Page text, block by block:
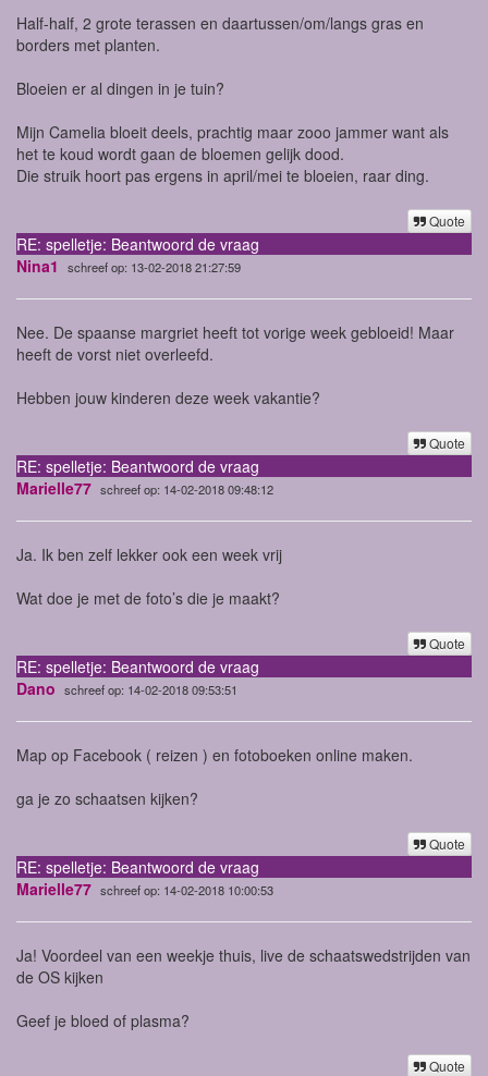
Half-half, 2 grote terassen en daartussen/om/langs gras en
borders met planten.
Bloeien er al dingen in je tuin?
Mijn Camelia bloeit deels, prachtig maar zooo jammer want als
het te koud wordt gaan de bloemen gelijk dood.
Die struik hoort pas ergens in april/mei te bloeien, raar ding.
Quote
RE: spelletje: Beantwoord de vraag
Nina1
schreef op: 13-02-2018 21:27:59
Nee. De spaanse margriet heeft tot vorige week gebloeid! Maar
heeft de vorst niet overleefd.
Hebben jouw kinderen deze week vakantie?
Quote
RE: spelletje: Beantwoord de vraag
Marielle77 schreef op: 14-02-2018 09:48:12
Ja. Ik ben zelf lekker ook een week vrij
Wat doe je met de foto’s die je maakt?
Quote
RE: spelletje: Beantwoord de vraag
Dano schreef op: 14-02-2018 09:53:51
Map op Facebook ( reizen ) en fotoboeken online maken.
ga je zo schaatsen kijken?
Quote
RE: spelletje: Beantwoord de vraag
Marielle77 schreef op: 14-02-2018 10:00:53
Ja! Voordeel van een weekje thuis, live de schaatswedstrijden van
de OS kijken
Geef je bloed of plasma?
Quote